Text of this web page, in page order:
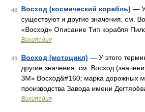
48 Восход (космический корабль) — У
существуют и другие значения, см.
«Восход» Описание Тип корабля
Википедия
49 Восход (мотоцикл) — У этого
другие значения, см. Восход
3М» Восход&#160; марка дорожных
производства Завода имени
Википедия